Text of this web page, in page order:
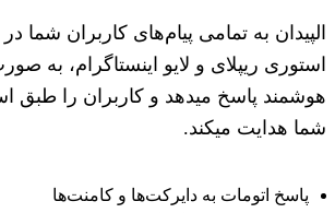
الپیدان به تمامی پیام‌های کاربران شما
استوری ریپلای و لایو اینستاگرام، به
هوشمند پاسخ میدهد و کاربران را طبق
شما هدایت میکند.
پاسخ اتومات به دایرکت‌ها و کامنت‌ها